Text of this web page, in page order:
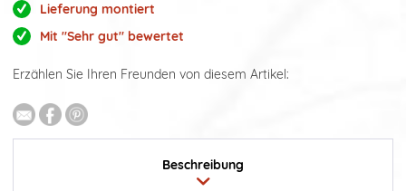
Lieferung montiert
Mit "Sehr gut" bewertet
Erzählen Sie Ihren Freunden von diesem Artikel:
Beschreibung